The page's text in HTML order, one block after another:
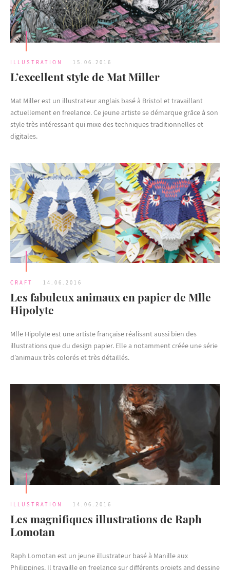
ILLUSTRATION 15.06.2016
L’excellent style de Mat Miller
Mat Miller est un illustrateur anglais basé à Bristol et travaillant
actuellement en freelance. Ce jeune artiste se démarque grâce à son
style très intéressant qui mixe des techniques traditionnelles et
digitales.
CRAFT 14.06.2016
Les fabuleux animaux en papier de Mlle
Hipolyte
Mlle Hipolyte est une artiste française réalisant aussi bien des
illustrations que du design papier. Elle a notamment créée une série
d’animaux très colorés et très détaillés.
ILLUSTRATION 14.06.2016
Les magnifiques illustrations de Raph
Lomotan
Raph Lomotan est un jeune illustrateur basé à Manille aux
Philippines. Il travaille en freelance sur différents projets and dessine